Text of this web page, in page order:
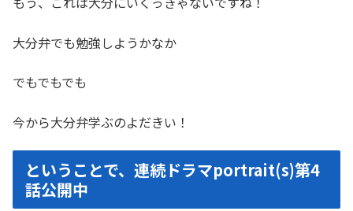
大分弁でも勉強しようかなか
でもでもでも
今から大分弁学ぶのよだきい！
ということで、連続ドラマportrait(s)第4
話公開中